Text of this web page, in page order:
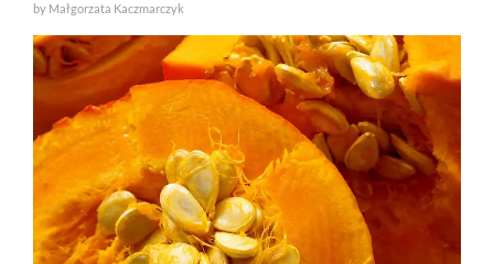
by Małgorzata Kaczmarczyk